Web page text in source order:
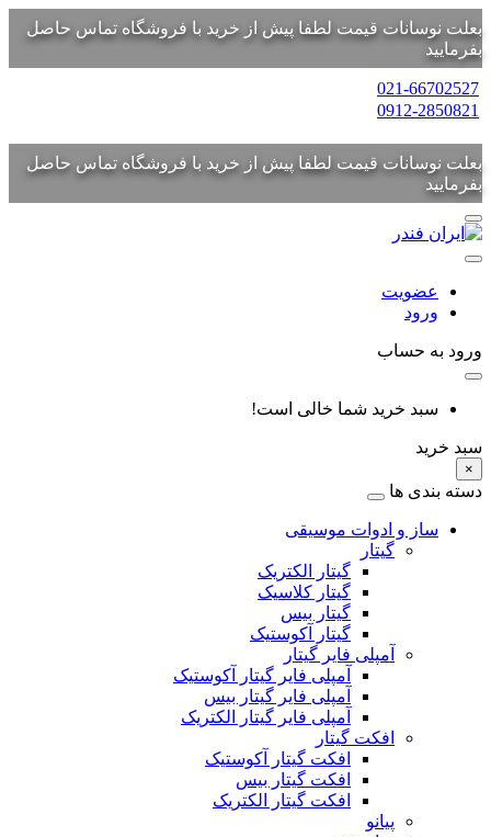
بعلت نوسانات قیمت لطفا پیش از خرید با فروشگاه تماس حاصل
بفرمایید
021-66702527
0912-2850821
بعلت نوسانات قیمت لطفا پیش از خرید با فروشگاه تماس حاصل
بفرمایید
عضویت
ورود
ورود به حساب
سبد خرید شما خالی است!
سبد خرید
×
دسته بندی ها
ساز و ادوات موسیقی
گیتار
گیتار الکتریک
گیتار کلاسیک
گیتار بیس
گیتار آکوستیک
آمپلی فایر گیتار
آمپلی فایر گیتار آکوستیک
آمپلی فایر گیتار بیس
آمپلی فایر گیتار الکتریک
افکت گیتار
افکت گیتار آکوستیک
افکت گیتار بیس
افکت گیتار الکتریک
پیانو